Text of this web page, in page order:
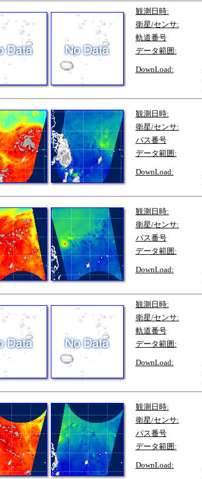
観測日時:
衛星/センサ:
軌道番号
データ範囲:
DownLoad:
観測日時:
衛星/センサ:
パス番号
データ範囲:
DownLoad:
観測日時:
衛星/センサ:
パス番号
データ範囲:
DownLoad:
観測日時:
衛星/センサ:
軌道番号
データ範囲:
DownLoad:
観測日時:
衛星/センサ:
パス番号
データ範囲:
DownLoad: